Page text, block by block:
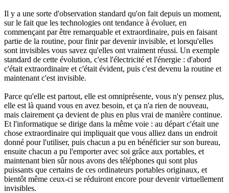
Il y a une sorte d'observation standard qu'on fait depuis un moment,
sur le fait que les technologies ont tendance à évoluer, en
commençant par être remarquable et extraordinaire, puis en faisant
partie de la routine, pour finir par devenir invisible, et lorsqu'elles
sont invisibles vous savez qu'elles ont vraiment réussi. Un exemple
standard de cette évolution, c'est l'électricité et l'énergie : d'abord
c'était extraordinaire et c'était évident, puis c'est devenu la routine et
maintenant c'est invisible.
Parce qu'elle est partout, elle est omniprésente, vous n'y pensez plus,
elle est là quand vous en avez besoin, et ça n'a rien de nouveau,
mais clairement ça devient de plus en plus vrai de manière continue.
Et l'informatique se dirige dans la même voie : au départ c'était une
chose extraordinaire qui impliquait que vous alliez dans un endroit
donné pour l'utiliser, puis chacun a pu en bénéficier sur son bureau,
ensuite chacun a pu l'emporter avec soi grâce aux portables, et
maintenant bien sûr nous avons des téléphones qui sont plus
puissants que certains de ces ordinateurs portables originaux, et
bientôt même ceux-ci se réduiront encore pour devenir virtuellement
invisibles.